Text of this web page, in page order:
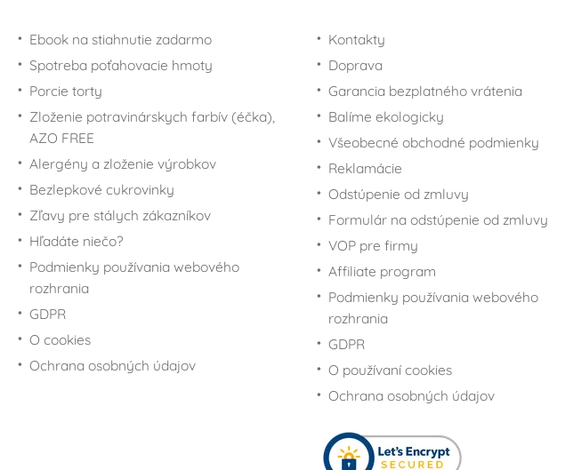
Ebook na stiahnutie zadarmo
Spotreba poťahovacie hmoty
Porcie torty
Zloženie potravinárskych farbív (éčka),
AZO FREE
Alergény a zloženie výrobkov
Bezlepkové cukrovinky
Zľavy pre stálych zákazníkov
Hľadáte niečo?
Podmienky používania webového
rozhrania
GDPR
O cookies
Ochrana osobných údajov
Kontakty
Doprava
Garancia bezplatného vrátenia
Balíme ekologicky
Všeobecné obchodné podmienky
Reklamácie
Odstúpenie od zmluvy
Formulár na odstúpenie od zmluvy
VOP pre firmy
Affiliate program
Podmienky používania webového
rozhrania
GDPR
O používaní cookies
Ochrana osobných údajov